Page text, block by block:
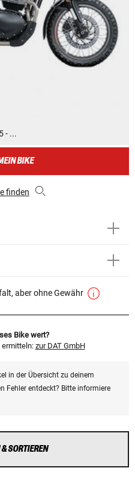
- ...
BIKE
finden
aber ohne Gewähr
Bike wert?
ermitteln: zur DAT GmbH
in der Übersicht zu deinem
Fehler entdeckt? Bitte informiere
SORTIEREN